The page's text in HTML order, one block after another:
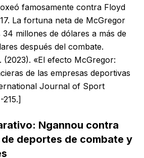
famosamente contra Floyd
La fortuna neta de McGregor
millones de dólares a más de
después del combate.
(2023). «El efecto McGregor:
de las empresas deportivas
Journal of Sport
Ngannou contra
deportes de combate y